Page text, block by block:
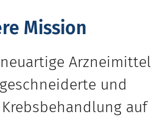
Mission
Arzneimittel
und
auf